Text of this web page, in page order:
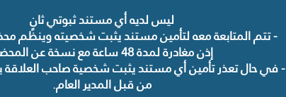
ليس لديه أي مستند ثبوتي ثانٍ
- تتم المتابعة معه لتأمين مستند يثبت شخصيته وينظم
إذن مغادرة لمدة 48 ساعة مع نسخة عن المحضر.
- في حال تعذر تأمين أي مستند يثبت شخصية صاحب العلاقة
من قبل المدير العام.